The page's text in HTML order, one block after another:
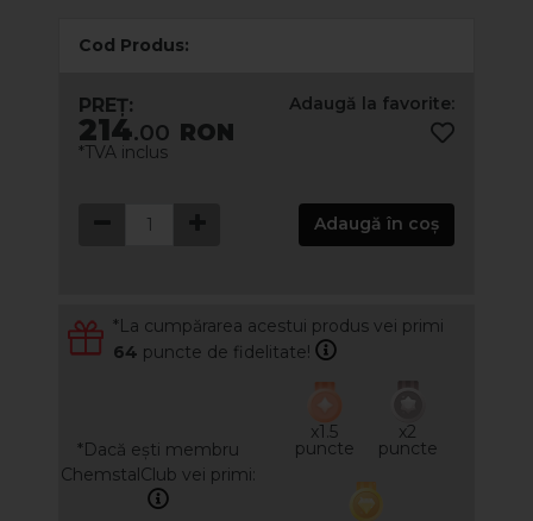
Cod Produs:
Adaugă la favorite:
PREȚ:
214.00 RON
*TVA inclus
Adaugă în coș
*La cumpărarea acestui produs vei primi
64 puncte de fidelitate!
*Dacă ești membru
ChemstalClub vei primi:
x1.5
puncte
x2
puncte